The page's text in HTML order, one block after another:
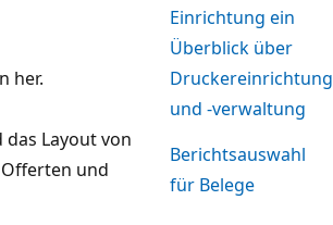
Einrichtung ein
her.
Überblick über
Druckereinrichtung
und -verwaltung
Layout von
und
Berichtsauswahl
für Belege